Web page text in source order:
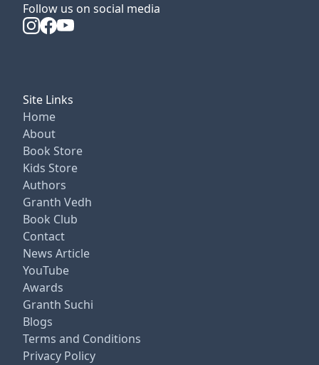
Follow us on social media
Site Links
Home
About
Book Store
Kids Store
Authors
Granth Vedh
Book Club
Contact
News Article
YouTube
Awards
Granth Suchi
Blogs
Terms and Conditions
Privacy Policy